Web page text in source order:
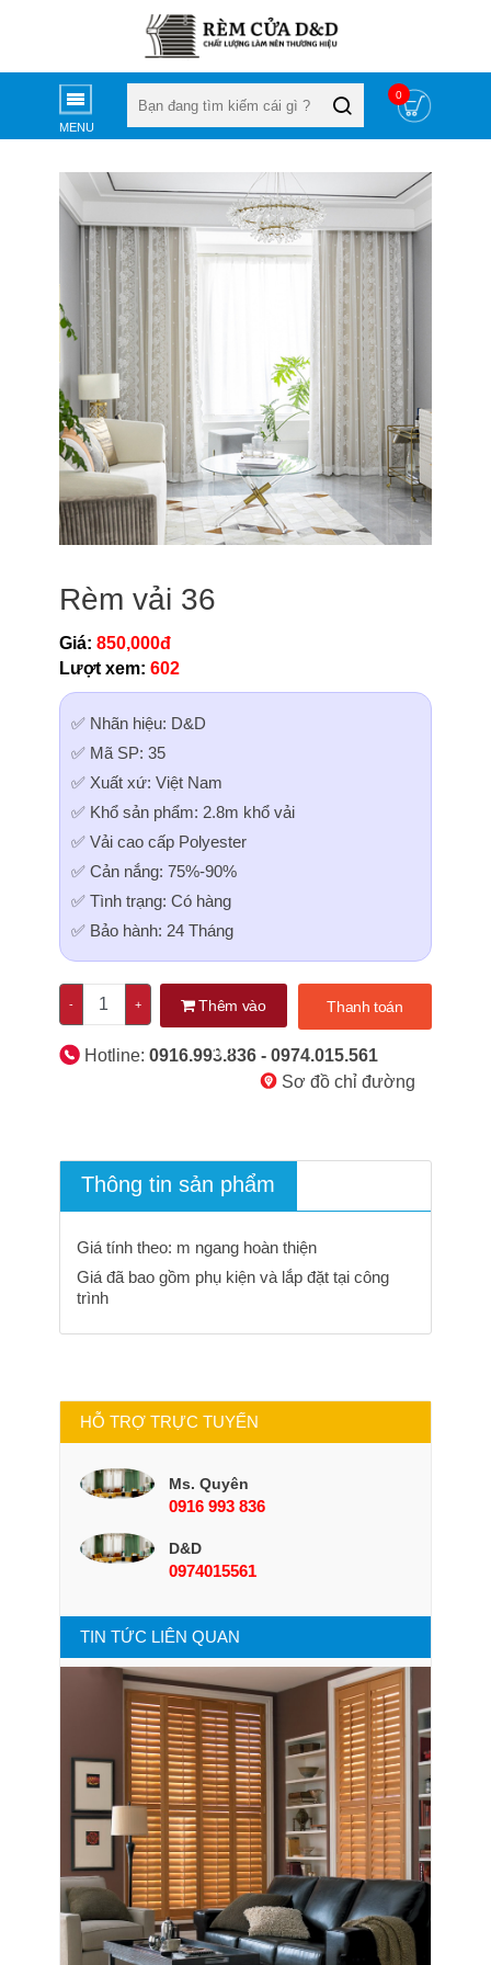
MENU
0
HỖ TRỢ TRỰC TUYẾN
Ms. Quyên
0916 993 836
D&D
0974015561
TIN TỨC LIÊN QUAN
Rèm vải 36
Giá: 850,000đ
Lượt xem: 602
✅ Nhãn hiệu: D&D
✅ Mã SP: 35
✅ Xuất xứ: Việt Nam
✅ Khổ sản phẩm: 2.8m khổ vải
✅ Vải cao cấp Polyester
✅ Cản nắng: 75%-90%
✅ Tình trạng: Có hàng
✅ Bảo hành: 24 Tháng
- + Thêm vào
giỏ
Thanh toán
Hotline: 0916.993.836 - 0974.015.561
Sơ đồ chỉ đường
Thông tin sản phẩm
Giá tính theo: m ngang hoàn thiện
Giá đã bao gồm phụ kiện và lắp đặt tại công
trình